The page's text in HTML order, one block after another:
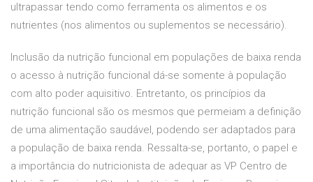
ultrapassar tendo como ferramenta os alimentos e os
nutrientes (nos alimentos ou suplementos se necessário).
Inclusão da nutrição funcional em populações de baixa renda
o acesso à nutrição funcional dá-se somente à população
com alto poder aquisitivo. Entretanto, os princípios da
nutrição funcional são os mesmos que permeiam a definição
de uma alimentação saudável, podendo ser adaptados para
a população de baixa renda. Ressalta-se, portanto, o papel e
a importância do nutricionista de adequar as VP Centro de